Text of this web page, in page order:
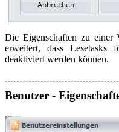
Die Eigenschaften zu einer
erweitert, dass Lesetasks
deaktiviert werden können.
Benutzer -